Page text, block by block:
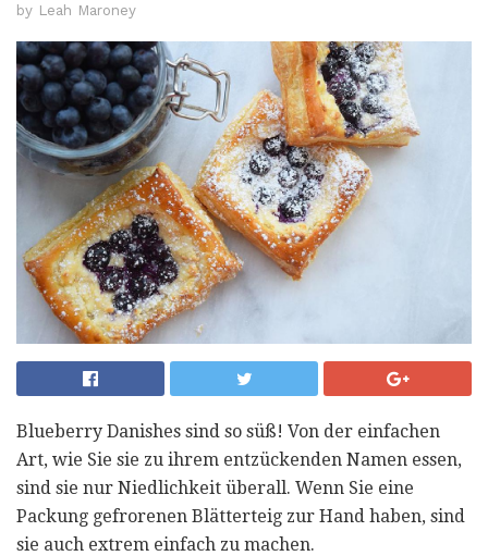
by Leah Maroney
Blueberry Danishes sind so süß! Von der einfachen
Art, wie Sie sie zu ihrem entzückenden Namen essen,
sind sie nur Niedlichkeit überall. Wenn Sie eine
Packung gefrorenen Blätterteig zur Hand haben, sind
sie auch extrem einfach zu machen.